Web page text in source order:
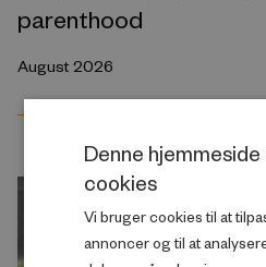
parenthood
August 2026
Denne
cookies
Vi bruger cookies til at
annoncer og til at